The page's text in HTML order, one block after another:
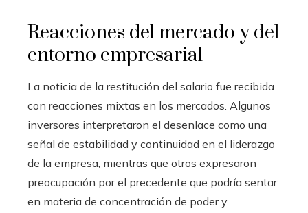
Reacciones del mercado y del
entorno empresarial
La noticia de la restitución del salario fue recibida
con reacciones mixtas en los mercados. Algunos
inversores interpretaron el desenlace como una
señal de estabilidad y continuidad en el liderazgo
de la empresa, mientras que otros expresaron
preocupación por el precedente que podría sentar
en materia de concentración de poder y